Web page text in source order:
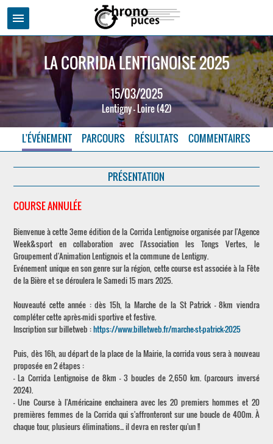
menu
LA CORRIDA LENTIGNOISE 2025
15/03/2025
Lentigny - Loire (42)
L'ÉVÉNEMENT PARCOURS RÉSULTATS COMMENTAIRES
PRÉSENTATION
COURSE ANNULÉE
Bienvenue à cette 3eme édition de la Corrida Lentignoise organisée par l'Agence
Week&sport en collaboration avec l'Association les Tongs Vertes, le
Groupement d'Animation Lentignois et la commune de Lentigny.
Evénement unique en son genre sur la région, cette course est associée à la Fête
de la Bière et se déroulera le Samedi 15 mars 2025.
Nouveauté cette année : dès 15h, la Marche de la St Patrick – 8km viendra
compléter cette après-midi sportive et festive.
Inscription sur billetweb :https://www.billetweb.fr/marche-st-patrick-2025
Puis, dès 16h, au départ de la place de la Mairie, la corrida vous sera à nouveau
proposée en 2 étapes :
- La Corrida Lentignoise de 8km - 3 boucles de 2,650 km. (parcours inversé
2024).
- Une Course à l'Américaine enchainera avec les 20 premiers hommes et 20
premières femmes de la Corrida qui s'affronteront sur une boucle de 400m. À
chaque tour, plusieurs éliminations... il devra en rester qu'un !!